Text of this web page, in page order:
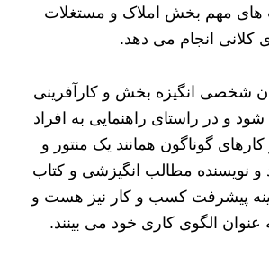
مهم بخش املاک و مستغلات
کلانی انجام می دهد.
شخصی انگیزه بخش و کارآفرینی
و در راستای راهنمایی به افراد
گوناگون همانند یک منتور و
نویسنده مطالب انگیزشی و کتاب
پیشرفت کسب و کار نیز هست و
عنوان الگوی کاری خود می بینند.